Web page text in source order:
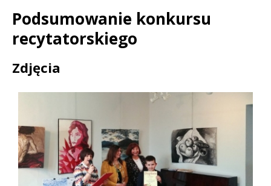
Podsumowanie konkursu
recytatorskiego
Treść
Zdjęcia